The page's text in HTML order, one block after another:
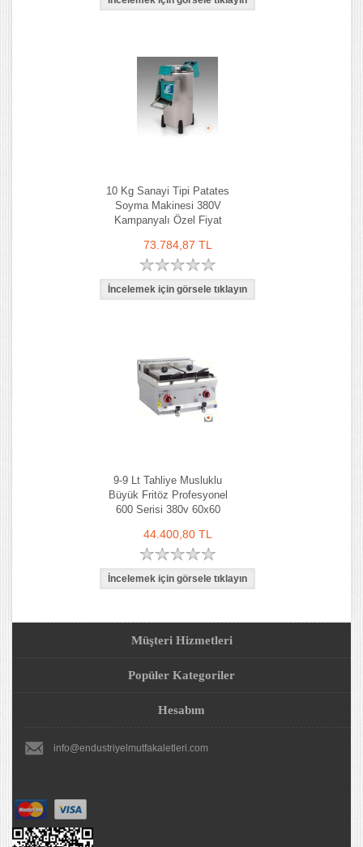
10 Kg Sanayi Tipi Patates
Soyma Makinesi 380V
Kampanyalı Özel Fiyat
73.784,87 TL
9-9 Lt Tahliye Musluklu
Büyük Fritöz Profesyonel
600 Serisi 380v 60x60
44.400,80 TL
Müşteri Hizmetleri
Popüler Kategoriler
Hesabım
info@endustriyelmutfakaletleri.com